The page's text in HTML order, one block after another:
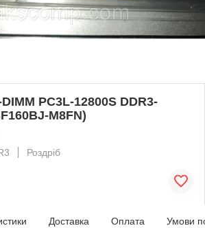
PC3L-12800S DDR3-
M8FN)
Роздріб
Доставка Оплата Умови